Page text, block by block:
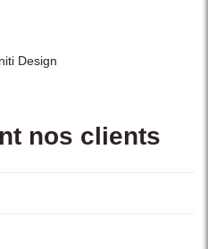
Design
nos clients